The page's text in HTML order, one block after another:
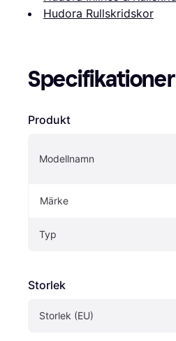
Hudora Rullskridskor
Specifikationer
Produkt
Modellnamn
Märke
Typ
Storlek
Storlek (EU)